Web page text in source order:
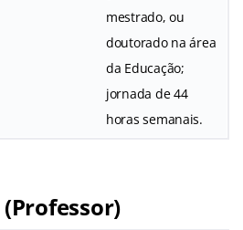
mestrado, ou
doutorado na área
da Educação;
jornada de 44
horas semanais.